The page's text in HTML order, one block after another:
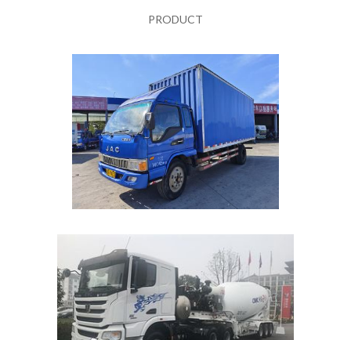
PRODUCT